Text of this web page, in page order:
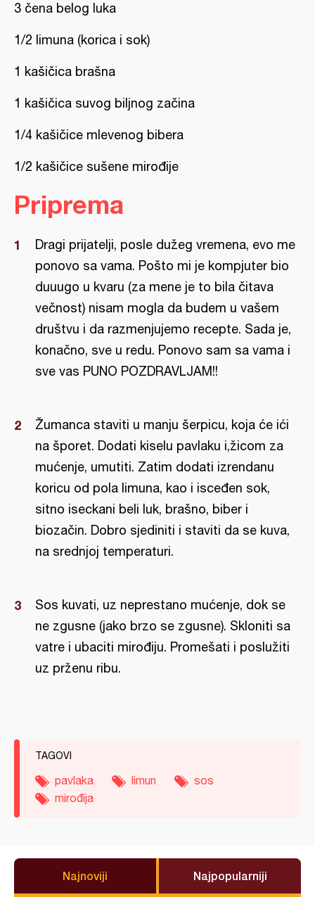
3 čena belog luka
1/2 limuna (korica i sok)
1 kašičica brašna
1 kašičica suvog biljnog začina
1/4 kašičice mlevenog bibera
1/2 kašičice sušene mirođije
Priprema
Dragi prijatelji, posle dužeg vremena, evo me
ponovo sa vama. Pošto mi je kompjuter bio
duuugo u kvaru (za mene je to bila čitava
večnost) nisam mogla da budem u vašem
društvu i da razmenjujemo recepte. Sada je,
konačno, sve u redu. Ponovo sam sa vama i
sve vas PUNO POZDRAVLJAM!!
Žumanca staviti u manju šerpicu, koja će ići
na šporet. Dodati kiselu pavlaku i,žicom za
mućenje, umutiti. Zatim dodati izrendanu
koricu od pola limuna, kao i isceđen sok,
sitno iseckani beli luk, brašno, biber i
biozačin. Dobro sjediniti i staviti da se kuva,
na srednjoj temperaturi.
Sos kuvati, uz neprestano mućenje, dok se
ne zgusne (jako brzo se zgusne). Skloniti sa
vatre i ubaciti mirođiju. Promešati i poslužiti
uz prženu ribu.
TAGOVI
pavlaka limun
sos
mirođija
Najnoviji Najpopularniji